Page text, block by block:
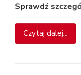
Sprawdź
Czytaj dalej...